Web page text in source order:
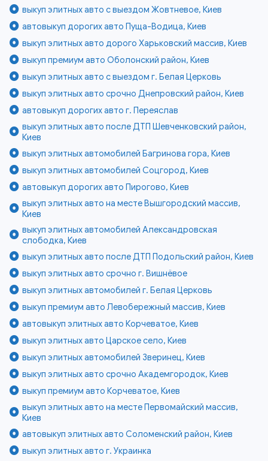
выкуп элитных авто с выездом Жовтневое, Киев
автовыкуп дорогих авто Пуща-Водица, Киев
выкуп элитных авто дорого Харьковский массив, Киев
выкуп премиум авто Оболонский район, Киев
выкуп элитных авто с выездом г. Белая Церковь
выкуп элитных авто срочно Днепровский район, Киев
автовыкуп дорогих авто г. Переяслав
выкуп элитных авто после ДТП Шевченковский район,
Киев
выкуп элитных автомобилей Багринова гора, Киев
выкуп элитных автомобилей Соцгород, Киев
автовыкуп дорогих авто Пирогово, Киев
выкуп элитных авто на месте Вышгородский массив,
Киев
выкуп элитных автомобилей Александровская
слободка, Киев
выкуп элитных авто после ДТП Подольский район, Киев
выкуп элитных авто срочно г. Вишнёвое
выкуп элитных автомобилей г. Белая Церковь
выкуп премиум авто Левобережный массив, Киев
автовыкуп элитных авто Корчеватое, Киев
выкуп элитных авто Царское село, Киев
выкуп элитных автомобилей Зверинец, Киев
выкуп элитных авто срочно Академгородок, Киев
выкуп премиум авто Корчеватое, Киев
выкуп элитных авто на месте Первомайский массив,
Киев
автовыкуп элитных авто Соломенский район, Киев
выкуп элитных авто г. Украинка